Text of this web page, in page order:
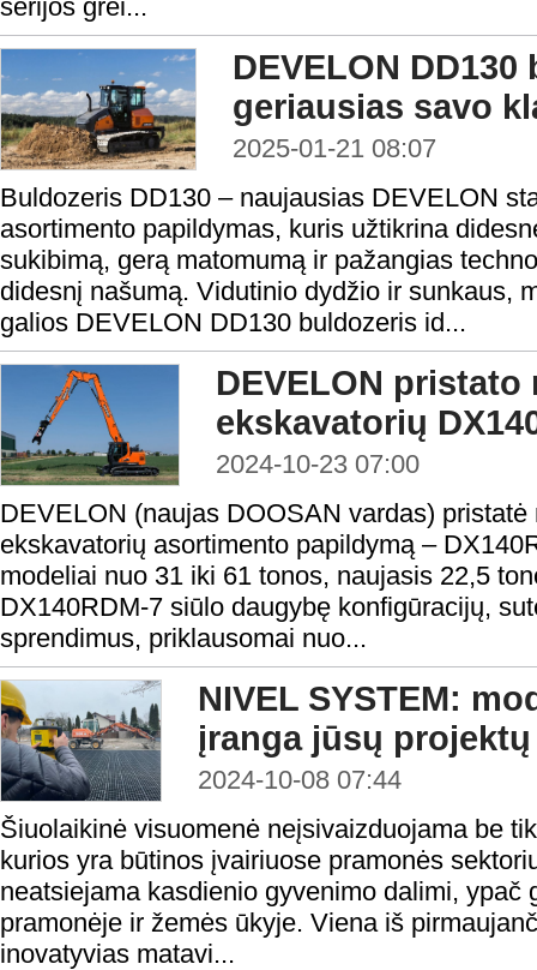
serijos grei...
DEVELON
geriausias savo
2025-01-21 08:07
Buldozeris DD130 – naujausias DEVELON
asortimento papildymas, kuris užtikrina
sukibimą, gerą matomumą ir pažangias
didesnį našumą. Vidutinio dydžio ir sunkaus,
galios DEVELON DD130 buldozeris id...
DEVELON
ekskavatorių
2024-10-23 07:00
DEVELON (naujas DOOSAN vardas)
ekskavatorių asortimento papildymą –
modeliai nuo 31 iki 61 tonos, naujasis 22,5
DX140RDM-7 siūlo daugybę konfigūracijų,
sprendimus, priklausomai nuo...
NIVEL SYSTEM:
įranga jūsų
2024-10-08 07:44
Šiuolaikinė visuomenė neįsivaizduojama be
kurios yra būtinos įvairiuose pramonės
neatsiejama kasdienio gyvenimo dalimi, ypač
pramonėje ir žemės ūkyje. Viena iš
inovatyvias matavi...